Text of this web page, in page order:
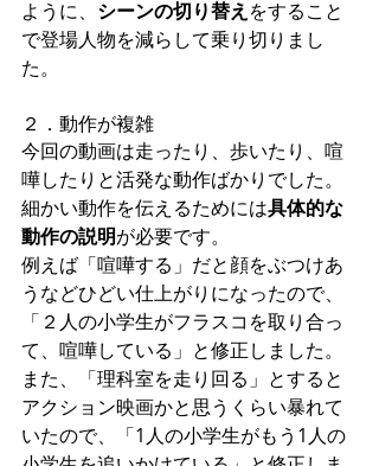
ように、 シーンの切り替え をすること
で登場人物を減らして乗り切りまし
た。
２．動作が複雑
今回の動画は走ったり、歩いたり、喧
嘩したりと活発な動作ばかりでした。
細かい動作を伝えるためには具体的な
動作の説明が必要です。
例えば「喧嘩する」だと顔をぶつけあ
うなどひどい仕上がりになったので、
「２人の小学生がフラスコを取り合っ
て、喧嘩している」と修正しました。
また、「理科室を走り回る」とすると
アクション映画かと思うくらい暴れて
いたので、「1人の小学生がもう1人の